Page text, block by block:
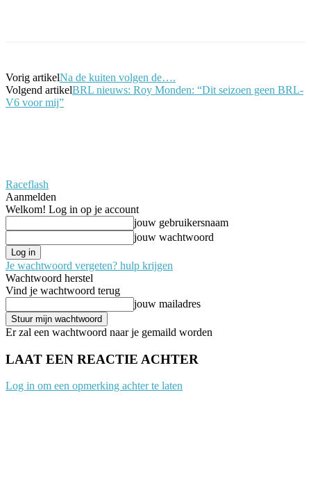
Vorig artikelNa de kuiten volgen de….
Volgend artikelBRL nieuws: Roy Monden: “Dit seizoen geen BRL-
V6 voor mij”
Raceflash
Aanmelden
Welkom! Log in op je account
jouw gebruikersnaam
jouw wachtwoord
Je wachtwoord vergeten? hulp krijgen
Wachtwoord herstel
Vind je wachtwoord terug
jouw mailadres
Er zal een wachtwoord naar je gemaild worden
LAAT EEN REACTIE ACHTER
Log in om een opmerking achter te laten